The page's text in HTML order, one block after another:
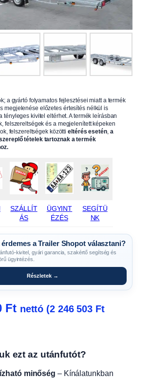
a gyártó folyamatos fejlesztései miatt a termék
megjelenése előzetes értesítés nélkül is
tényleges kivitel eltérhet. A termék leírásban
felszereltségek és a megjelenített képeken
felszereltségek közöttieltérés esetén, a
tételek tartoznak a termék
SZÁLLÍT
ÁS
ÜGYINT
ÉZÉS
SEGÍTÜ
NK
érdemes a Trailer Shopot választani?
kivitel, gyári garancia, szakértő segítség és
ügyintézés.
Részletek →
Ft nettó (2 246 503 Ft
ezt az utánfutót?
minőség – Kínálatunkban